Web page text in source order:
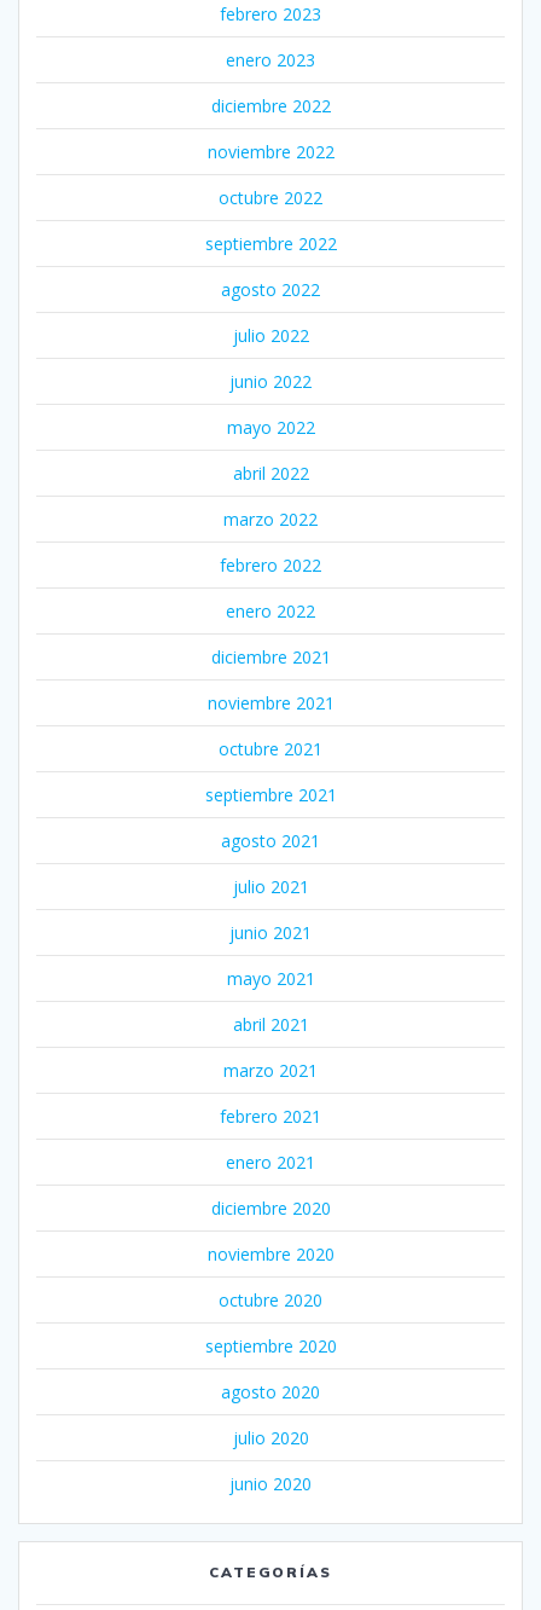
febrero 2023
enero 2023
diciembre 2022
noviembre 2022
octubre 2022
septiembre 2022
agosto 2022
julio 2022
junio 2022
mayo 2022
abril 2022
marzo 2022
febrero 2022
enero 2022
diciembre 2021
noviembre 2021
octubre 2021
septiembre 2021
agosto 2021
julio 2021
junio 2021
mayo 2021
abril 2021
marzo 2021
febrero 2021
enero 2021
diciembre 2020
noviembre 2020
octubre 2020
septiembre 2020
agosto 2020
julio 2020
junio 2020
CATEGORÍAS